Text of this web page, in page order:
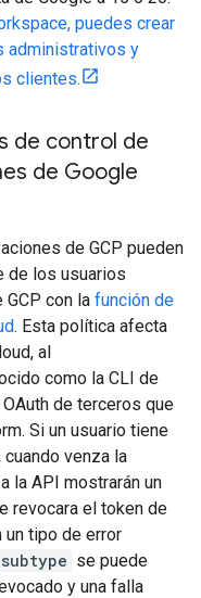
puedes crear
administrativos y
clientes.
de control de
de Google
de GCP pueden
de los usuarios
con la función de
. Esta política afecta
al
como la CLI de
de terceros que
Si un usuario tiene
venza la
la API mostrarán un
revocara el token de
un tipo de error
se puede
y una falla